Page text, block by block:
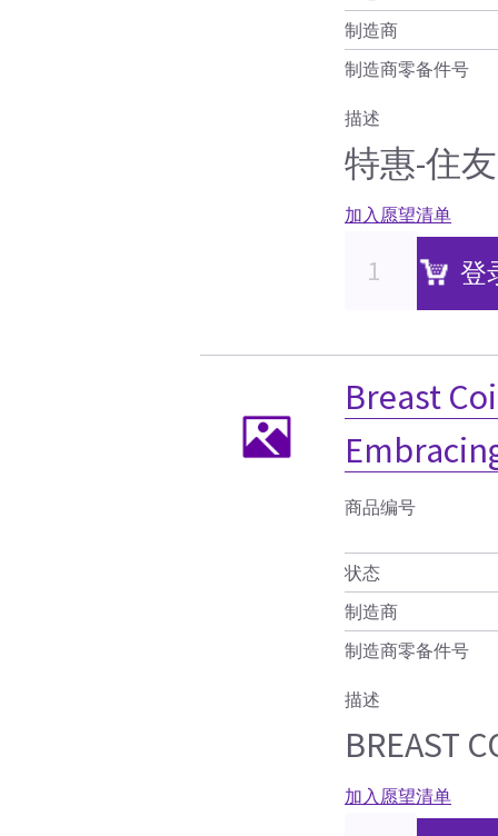
制造商
制造商零备件号
描述
特惠-住
加入愿望清单
登
Breast
商品编号
状态
制造商
制造商零备件号
描述
BREAST
加入愿望清单